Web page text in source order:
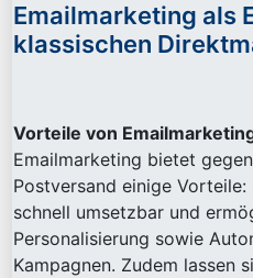
Emailmarketing als
klassischen
Vorteile von
Emailmarketing bietet
Postversand einige
schnell umsetzbar und
Personalisierung sowie
Kampagnen. Zudem lassen